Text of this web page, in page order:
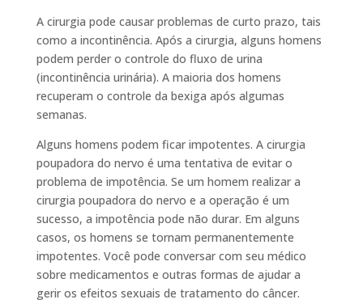
A cirurgia pode causar problemas de curto prazo, tais
como a incontinência. Após a cirurgia, alguns homens
podem perder o controle do fluxo de urina
(incontinência urinária). A maioria dos homens
recuperam o controle da bexiga após algumas
semanas.
Alguns homens podem ficar impotentes. A cirurgia
poupadora do nervo é uma tentativa de evitar o
problema de impotência. Se um homem realizar a
cirurgia poupadora do nervo e a operação é um
sucesso, a impotência pode não durar. Em alguns
casos, os homens se tornam permanentemente
impotentes. Você pode conversar com seu médico
sobre medicamentos e outras formas de ajudar a
gerir os efeitos sexuais de tratamento do câncer.